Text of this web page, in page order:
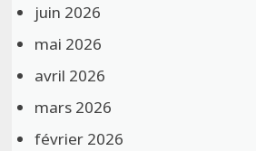
juin 2026
mai 2026
avril 2026
mars 2026
février 2026